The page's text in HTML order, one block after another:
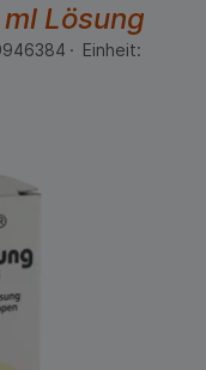
Lösung
Einheit: